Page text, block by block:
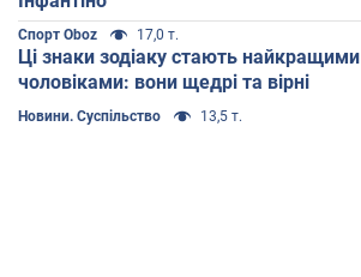
Спорт Oboz 17,0 т.
Ці знаки зодіаку стають найкращими
чоловіками: вони щедрі та вірні
Новини. Суспільство 13,5 т.